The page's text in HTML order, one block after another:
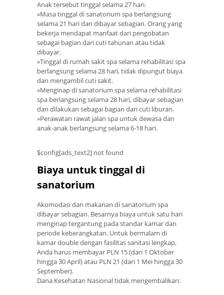
Anak tersebut tinggal selama 27 hari.
»Masa tinggal di sanatorium spa berlangsung
selama 21 hari dan dibayar sebagian. Orang yang
bekerja mendapat manfaat dari pengobatan
sebagai bagian dari cuti tahunan atau tidak
dibayar.
»Tinggal di rumah sakit spa selama rehabilitasi spa
berlangsung selama 28 hari, tidak dipungut biaya
dan mengambil cuti sakit.
»Menginap di sanatorium spa selama rehabilitasi
spa berlangsung selama 28 hari, dibayar sebagian
dan dilakukan sebagai bagian dari cuti liburan.
»Perawatan rawat jalan spa untuk dewasa dan
anak-anak berlangsung selama 6-18 hari.
$config[ads_text2] not found
Biaya untuk tinggal di
sanatorium
Akomodasi dan makanan di sanatorium spa
dibayar sebagian. Besarnya biaya untuk satu hari
menginap tergantung pada standar kamar dan
periode keberangkatan. Untuk bermalam di
kamar double dengan fasilitas sanitasi lengkap,
Anda harus membayar PLN 15 (dari 1 Oktober
hingga 30 April) atau PLN 21 (dari 1 Mei hingga 30
September).
Dana Kesehatan Nasional tidak mengembalikan: